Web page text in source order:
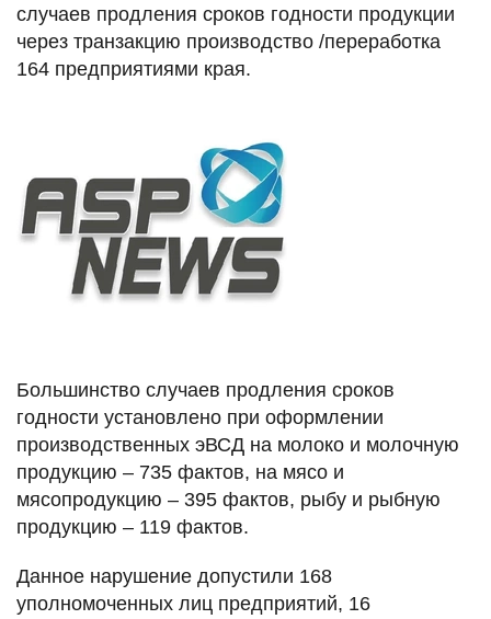
случаев продления сроков годности продукции
через транзакцию производство /переработка
164 предприятиями края.
Большинство случаев продления сроков
годности установлено при оформлении
производственных эВСД на молоко и молочную
продукцию – 735 фактов, на мясо и
мясопродукцию – 395 фактов, рыбу и рыбную
продукцию – 119 фактов.
Данное нарушение допустили 168
уполномоченных лиц предприятий, 16